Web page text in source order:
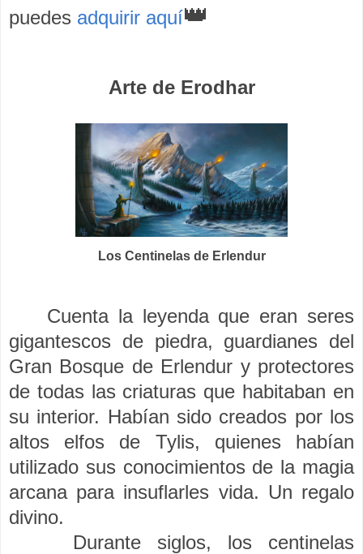
puedes adquirir aquí👑
Arte de Erodhar
Los Centinelas de Erlendur
Cuenta la leyenda que eran seres
gigantescos de piedra, guardianes del
Gran Bosque de Erlendur y protectores
de todas las criaturas que habitaban en
su interior. Habían sido creados por los
altos elfos de Tylis, quienes habían
utilizado sus conocimientos de la magia
arcana para insuflarles vida. Un regalo
divino.
Durante siglos, los centinelas